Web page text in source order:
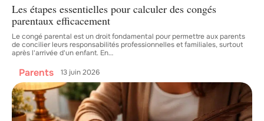
Les étapes essentielles pour calculer des congés
parentaux efficacement
Le congé parental est un droit fondamental pour permettre aux parents
de concilier leurs responsabilités professionnelles et familiales, surtout
après l'arrivée d'un enfant. En…
Parents 13 juin 2026